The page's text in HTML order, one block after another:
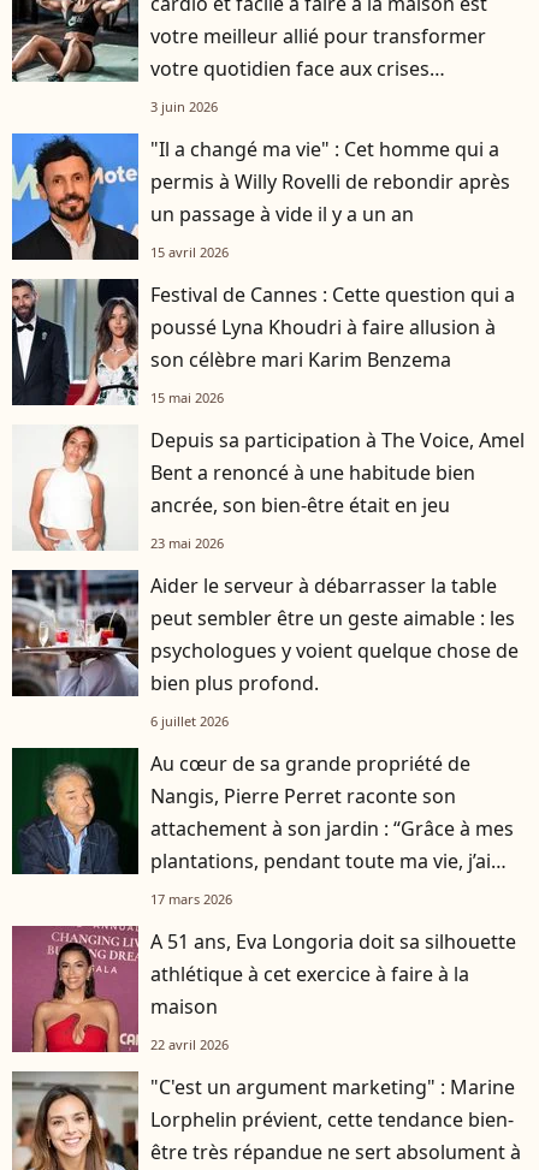
votre meilleur allié pour transformer
votre quotidien face aux crises
d’angoisse
3 juin 2026
"Il a changé ma vie" : Cet homme qui a
permis à Willy Rovelli de rebondir après
un passage à vide il y a un an
15 avril 2026
Festival de Cannes : Cette question qui a
poussé Lyna Khoudri à faire allusion à
son célèbre mari Karim Benzema
15 mai 2026
Depuis sa participation à The Voice, Amel
Bent a renoncé à une habitude bien
ancrée, son bien-être était en jeu
23 mai 2026
Aider le serveur à débarrasser la table
peut sembler être un geste aimable : les
psychologues y voient quelque chose de
bien plus profond.
6 juillet 2026
Au cœur de sa grande propriété de
Nangis, Pierre Perret raconte son
attachement à son jardin : “Grâce à mes
plantations, pendant toute ma vie, j’ai
bien mangé”
17 mars 2026
A 51 ans, Eva Longoria doit sa silhouette
athlétique à cet exercice à faire à la
maison
22 avril 2026
"C'est un argument marketing" : Marine
Lorphelin prévient, cette tendance bien-
être très répandue ne sert absolument à